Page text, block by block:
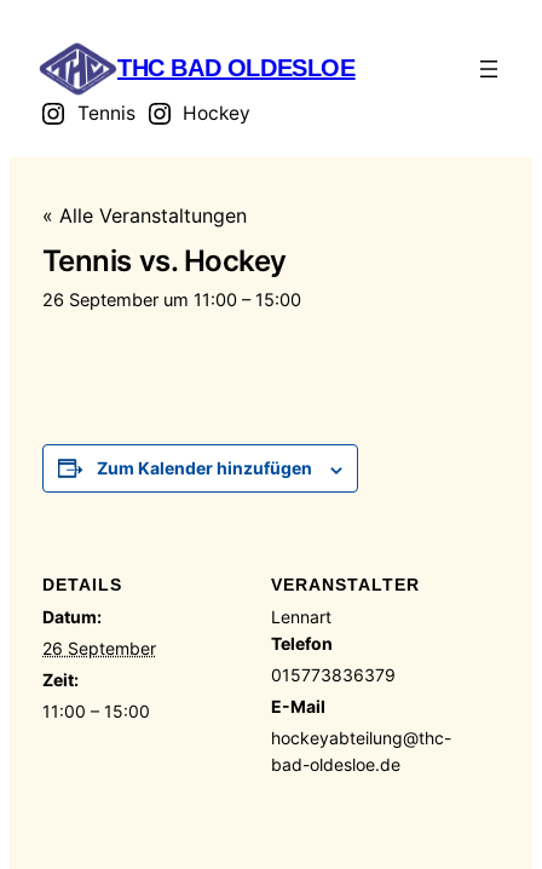
THC BAD OLDESLOE
Tennis Hockey
« Alle Veranstaltungen
Tennis vs. Hockey
26 September um 11:00–15:00
Zum Kalender hinzufügen
DETAILS
Datum:
26 September
Zeit:
11:00 – 15:00
VERANSTALTER
Lennart
Telefon
015773836379
E-Mail
hockeyabteilung@thc-
bad-oldesloe.de